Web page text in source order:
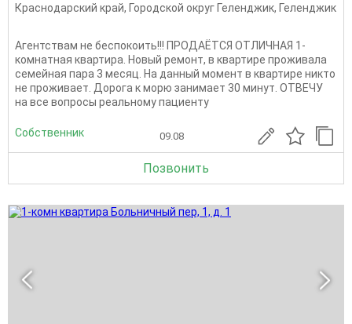
Краснодарский край, Городской округ Геленджик, Геленджик
Агентствам не беспокоить!!! ПРОДАЁТСЯ ОТЛИЧНАЯ 1-
комнатная квартира. Новый ремонт, в квартире проживала
семейная пара 3 месяц. На данный момент в квартире никто
не проживает. Дорога к морю занимает 30 минут. ОТВЕЧУ
на все вопросы реальному пациенту
Собственник 09.08
Позвонить